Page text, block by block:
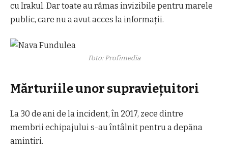
cu Irakul. Dar toate au rămas invizibile pentru marele
public, care nu a avut acces la informații.
Foto: Profimedia
Mărturiile unor supraviețuitori
La 30 de ani de la incident, în 2017, zece dintre
membrii echipajului s-au întâlnit pentru a depăna
amintiri.